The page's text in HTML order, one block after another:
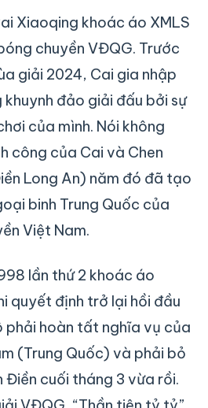
Xiaoqing khoác áo XMLS
chuyền VĐQG. Trước
giải 2024, Cai gia nhập
khuynh đảo giải đấu bởi sự
của mình. Nói không
công của Cai và Chen
Long An) năm đó đã tạo
binh Trung Quốc của
Việt Nam.
lần thứ 2 khoác áo
quyết định trở lại hồi đầu
phải hoàn tất nghĩa vụ của
(Trung Quốc) và phải bỏ
Điền cuối tháng 3 vừa rồi.